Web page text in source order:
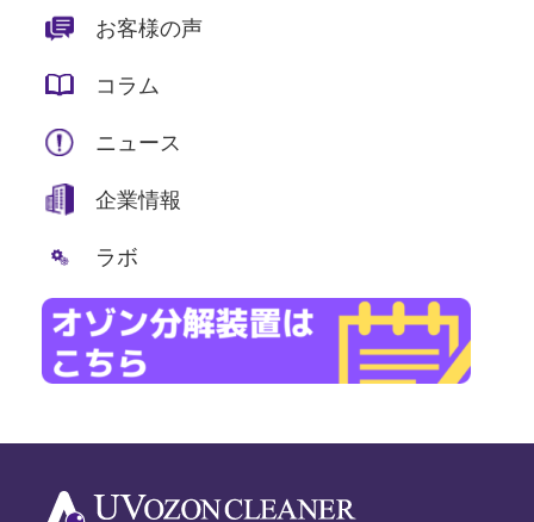
お客様の声
コラム
ニュース
企業情報
ラボ